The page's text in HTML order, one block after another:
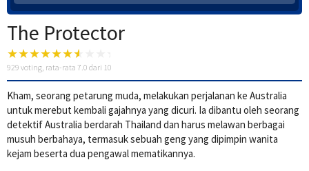
The Protector
929 voting, rata-rata 7.0 dari 10
Kham, seorang petarung muda, melakukan perjalanan ke Australia
untuk merebut kembali gajahnya yang dicuri. Ia dibantu oleh seorang
detektif Australia berdarah Thailand dan harus melawan berbagai
musuh berbahaya, termasuk sebuah geng yang dipimpin wanita
kejam beserta dua pengawal mematikannya.